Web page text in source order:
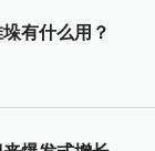
有什么用？